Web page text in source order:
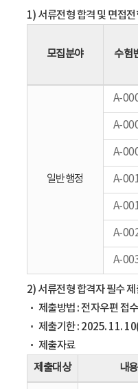
1) 서류전형 합격 및 면접
모집분야 수험
일반행정
A-
A-
A-
A-
A-
A-
A-
2) 서류전형 합격자 필수
제출방법 : 전자우편
제출기한 : 2025. 11.
제출자료
제출대상 내용